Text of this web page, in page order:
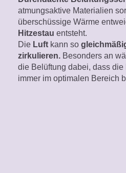
atmungsaktive Materialien
überschüssige Wärme
Hitzestau entsteht.
Die Luft kann so
zirkulieren. Besonders an
die Belüftung dabei, dass die
immer im optimalen Bereich